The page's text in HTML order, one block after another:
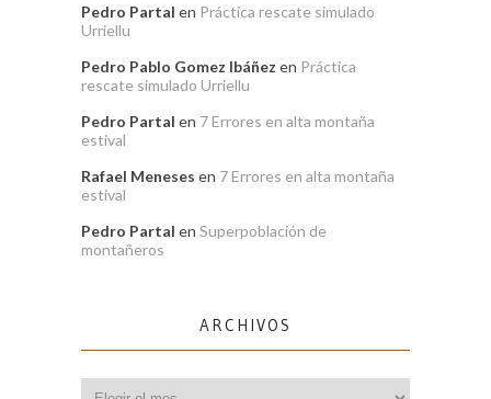
Pedro Partal en Práctica rescate simulado
Urriellu
Pedro Pablo Gomez Ibáñez en Práctica
rescate simulado Urriellu
Pedro Partal en 7 Errores en alta montaña
estival
Rafael Meneses en 7 Errores en alta montaña
estival
Pedro Partal en Superpoblación de
montañeros
ARCHIVOS